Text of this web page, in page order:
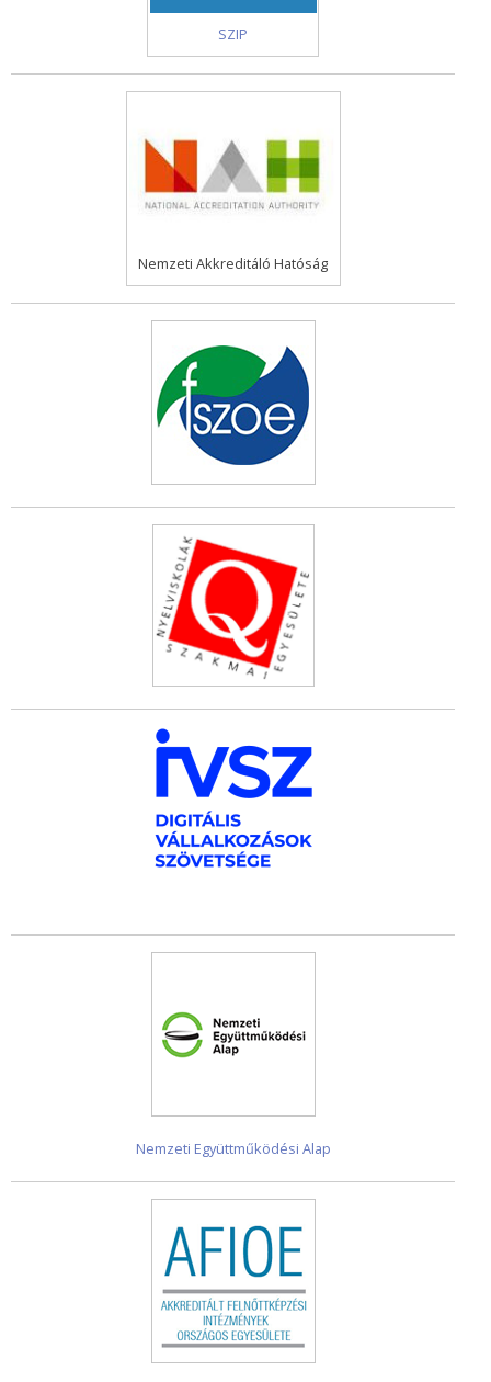
SZIP
Nemzeti Akkreditáló Hatóság
Nemzeti Együttműködési Alap